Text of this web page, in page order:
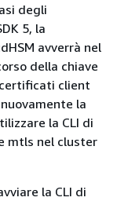
degli
5, la
avverrà nel
della chiave
client
la
la CLI di
mtls nel cluster
la CLI di